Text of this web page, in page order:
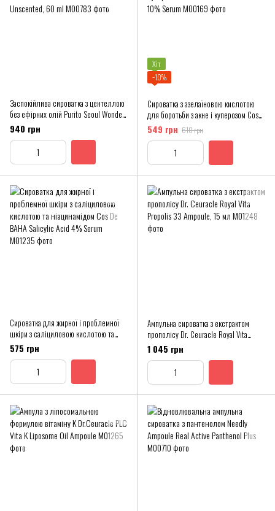
Заспокійлива сироватка з центеллою
без ефірних олій Purito Seoul Wonder
Releaf Centella Serum Unscented, 60
ml
940 грн
Хіт
−10%
Сироватка з азелаїновою кислотою
для боротьби з акне і куперозом Cos
De Baha Azelaic Acid 10% Serum
549 грн 610 грн
Сироватка для жирної і проблемної
шкіри з саліциловою кислотою та
ніацинамідом Сos De BAHA Salicylic
Acid 4% Serum
575 грн
Ампульна сироватка з екстрактом
прополісу Dr. Ceuracle Royal Vita
Propolis 33 Ampoule, 15 мл
1 045 грн